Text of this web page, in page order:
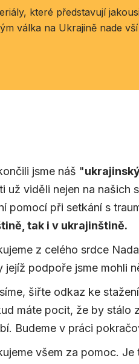
které představují
válka na Ukrajině nade
jsme náš "
už viděli nejen na našich
pomocí při setkání s
tak i v ukrajinštině.
z celého srdce
jejíž podpoře jsme mohli
šiřte odkaz ke
máte pocit, že by stálo
Budeme v práci
všem za pomoc.